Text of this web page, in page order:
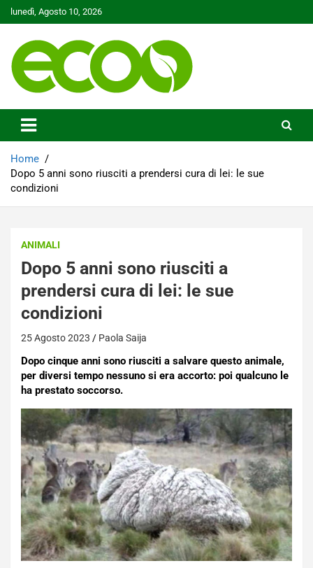
Skip
to
lunedì, Agosto 10, 2026
Ecoo.it
Home
Dopo 5 anni sono riusciti a prendersi cura di lei: le sue
condizioni
ANIMALI
Dopo 5 anni sono riusciti a
prendersi cura di lei: le sue
condizioni
25 Agosto 2023 Paola Saija
Dopo cinque anni sono riusciti a salvare questo animale,
per diversi tempo nessuno si era accorto: poi qualcuno le
ha prestato soccorso.